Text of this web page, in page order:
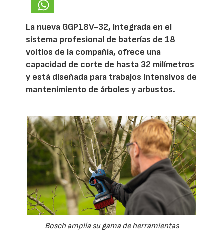
La nueva GGP18V-32, integrada en el
sistema profesional de baterías de 18
voltios de la compañía, ofrece una
capacidad de corte de hasta 32 milímetros
y está diseñada para trabajos intensivos de
mantenimiento de árboles y arbustos.
Bosch amplía su gama de herramientas